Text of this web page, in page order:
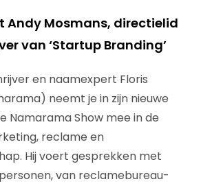
Andy Mosmans, directielid
van ‘Startup Branding’
en naamexpert Floris
neemt je in zijn nieuwe
Namarama Show mee in de
reclame en
Hij voert gesprekken met
van reclamebureau-